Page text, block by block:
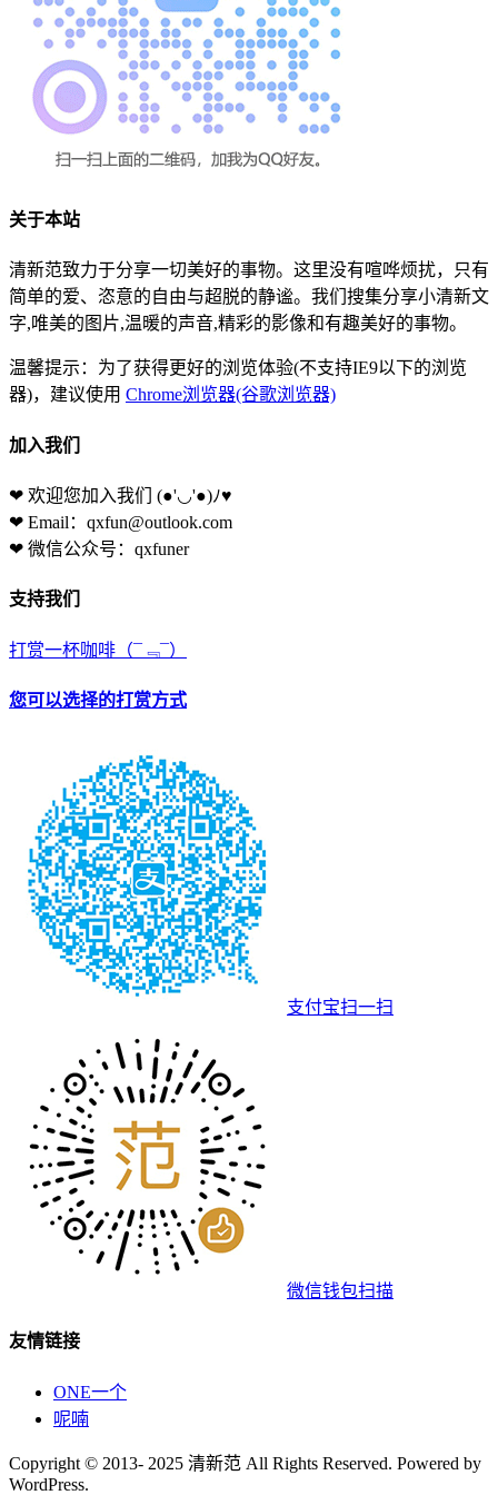
关于本站
清新范致力于分享一切美好的事物。这里没有喧哗烦扰，只有
简单的爱、恣意的自由与超脱的静谧。我们搜集分享小清新文
字,唯美的图片,温暖的声音,精彩的影像和有趣美好的事物。
温馨提示：为了获得更好的浏览体验(不支持IE9以下的浏览
器)，建议使用 Chrome浏览器(谷歌浏览器)
加入我们
❤ 欢迎您加入我们 (●'◡'●)ﾉ♥
❤ Email：qxfun@outlook.com
❤ 微信公众号：qxfuner
支持我们
打赏一杯咖啡 （¯﹃¯）
您可以选择的打赏方式
支付宝扫一扫
微信钱包扫描
友情链接
ONE一个
呢喃
Copyright © 2013- 2025 清新范 All Rights Reserved. Powered by
WordPress.